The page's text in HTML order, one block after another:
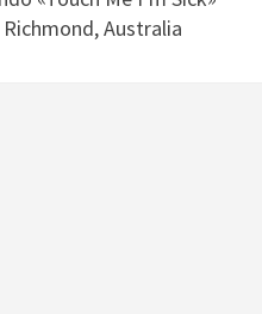
Australia